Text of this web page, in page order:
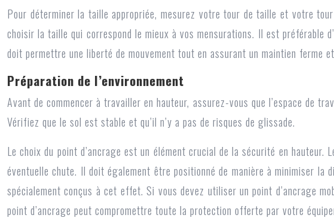
Pour déterminer la taille appropriée, mesurez votre tour de taille et votre
choisir la taille qui correspond le mieux à vos mensurations. Il est préférable
doit permettre une liberté de mouvement tout en assurant un maintien ferme
Préparation de l’environnement
Avant de commencer à travailler en hauteur, assurez-vous que l’espace de
Vérifiez que le sol est stable et qu’il n’y a pas de risques de glissade.
Le choix du point d’ancrage est un élément crucial de la sécurité en
éventuelle chute. Il doit également être positionné de manière à minimiser
spécialement conçus à cet effet. Si vous devez utiliser un point d’ancrage
point d’ancrage peut compromettre toute la protection offerte par votre